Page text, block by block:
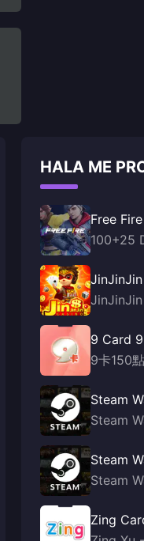
HALA ME
Free
100+25
9 Card
9卡150點
Steam
Steam
Steam
Steam
Zing